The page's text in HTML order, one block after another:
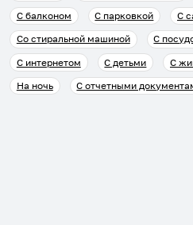
С балконом
С парковкой С
Со стиральной машиной
С
С интернетом
С детьми С
На ночь
С отчетными